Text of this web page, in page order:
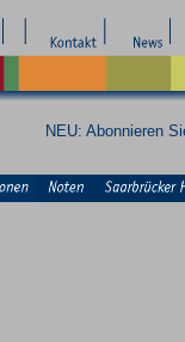
NEU: Abonnieren